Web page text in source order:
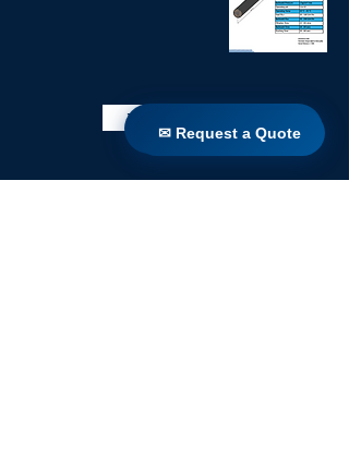
पुस्तकालय में वापस
✉ Request a Quote
✉ Request a Quote